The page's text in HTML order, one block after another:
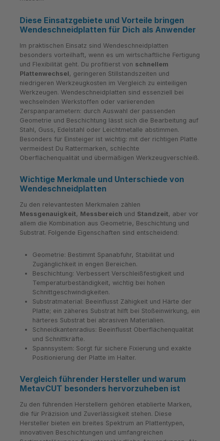
Diese Einsatzgebiete und Vorteile bringen
Wendeschneidplatten für Dich als Anwender
Im praktischen Einsatz sind Wendeschneidplatten
besonders vorteilhaft, wenn es um wirtschaftliche Fertigung
und Flexibilität geht. Du profitierst von schnellem
Plattenwechsel, geringeren Stillstandszeiten und
niedrigeren Werkzeugkosten im Vergleich zu einteiligen
Werkzeugen. Wendeschneidplatten sind essenziell bei
wechselnden Werkstoffen oder variierenden
Zerspanparametern: durch Auswahl der passenden
Geometrie und Beschichtung lässt sich die Bearbeitung auf
Stahl, Guss, Edelstahl oder Leichtmetalle abstimmen.
Besonders für Einsteiger ist wichtig: mit der richtigen Platte
vermeidest Du Rattermarken, schlechte
Oberflächenqualität und übermäßigen Werkzeugverschleiß.
Wichtige Merkmale und Unterschiede von
Wendeschneidplatten
Zu den relevantesten Merkmalen zählen
Messgenauigkeit, Messbereich und Standzeit, aber vor
allem die Kombination aus Geometrie, Beschichtung und
Substrat. Folgende Eigenschaften sind entscheidend:
Geometrie: Bestimmt Spanabfuhr, Stabilität und
Zugänglichkeit in engen Bereichen.
Beschichtung: Verbessert Verschleißfestigkeit und
Temperaturbeständigkeit, wichtig bei hohen
Schnittgeschwindigkeiten.
Substratmaterial: Beeinflusst Zähigkeit und Härte der
Platte; ein zäheres Substrat hilft bei Stoßeinwirkung, ein
härteres Substrat bei abrasiven Materialien.
Schneidkantenradius: Beeinflusst Oberflächenqualität
und Schnittkräfte.
Spannsystem: Sorgt für sichere Fixierung und exakte
Positionierung der Platte im Halter.
Vergleich führender Hersteller und warum
MetavCUT besonders hervorzuheben ist
Zu den führenden Herstellern gehören etablierte Marken,
die für Präzision und Zuverlässigkeit stehen. Diese
Hersteller bieten ein breites Spektrum an Plattentypen,
innovativen Beschichtungen und umfangreichen